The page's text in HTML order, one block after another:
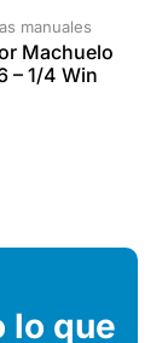
manuales
Machuelo
– 1/4 Win
lo que